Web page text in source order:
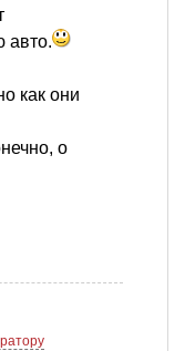
авто.
как они
о